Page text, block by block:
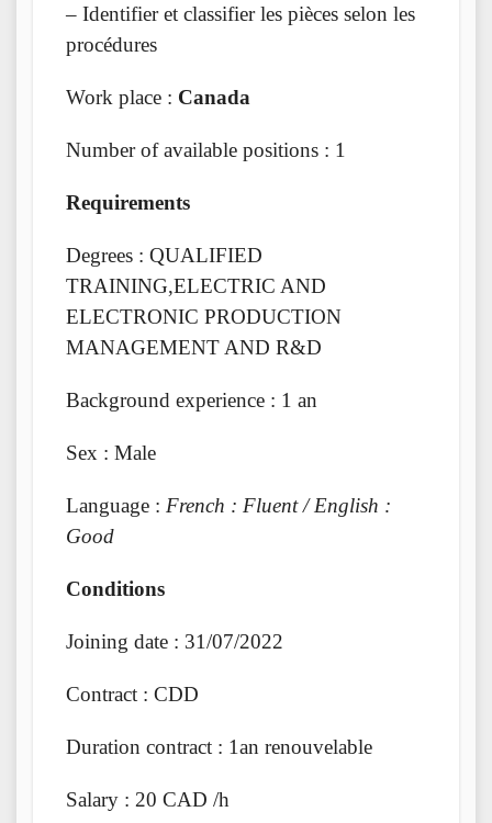
– Identifier et classifier les pièces selon les
procédures
Work place : Canada
Number of available positions : 1
Requirements
Degrees : QUALIFIED
TRAINING,ELECTRIC AND
ELECTRONIC PRODUCTION
MANAGEMENT AND R&D
Background experience : 1 an
Sex : Male
Language : French : Fluent / English :
Good
Conditions
Joining date : 31/07/2022
Contract : CDD
Duration contract : 1an renouvelable
Salary : 20 CAD /h